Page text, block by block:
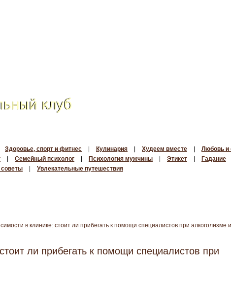
Здоровье, спорт и фитнес Кулинария Худеем вместе Любовь и
Семейный психолог Психология мужчины Этикет Гадание
Увлекательные путешествия
в клинике: стоит ли прибегать к помощи специалистов при алкоголизме
ли прибегать к помощи специалистов при